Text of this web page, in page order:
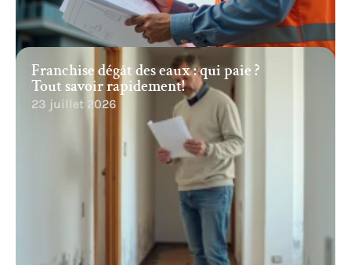
Franchise dégât des eaux : qui paie ?
Tout savoir rapidement!
23 juillet 2026